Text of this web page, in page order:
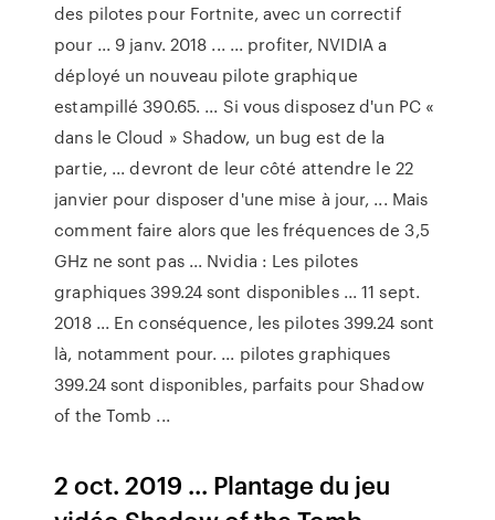
des pilotes pour Fortnite, avec un correctif
pour ... 9 janv. 2018 ... ... profiter, NVIDIA a
déployé un nouveau pilote graphique
estampillé 390.65. ... Si vous disposez d'un PC «
dans le Cloud » Shadow, un bug est de la
partie, ... devront de leur côté attendre le 22
janvier pour disposer d'une mise à jour, ... Mais
comment faire alors que les fréquences de 3,5
GHz ne sont pas ... Nvidia : Les pilotes
graphiques 399.24 sont disponibles ... 11 sept.
2018 ... En conséquence, les pilotes 399.24 sont
là, notamment pour. ... pilotes graphiques
399.24 sont disponibles, parfaits pour Shadow
of the Tomb ...
2 oct. 2019 ... Plantage du jeu